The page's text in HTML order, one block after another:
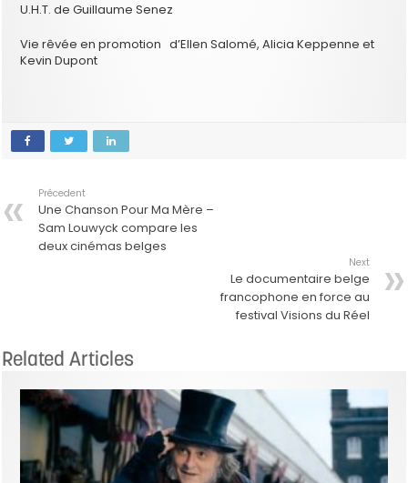
U.H.T. de Guillaume Senez
Vie rêvée en promotion d’Ellen Salomé, Alicia Keppenne et
Kevin Dupont
Précedent
Une Chanson Pour Ma Mère –
Sam Louwyck compare les
deux cinémas belges
Next
Le documentaire belge
francophone en force au
festival Visions du Réel
Related Articles